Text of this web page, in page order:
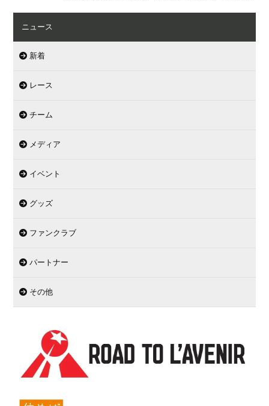
ニュース
新着
レース
チーム
メディア
イベント
グッズ
ファンクラブ
パートナー
その他